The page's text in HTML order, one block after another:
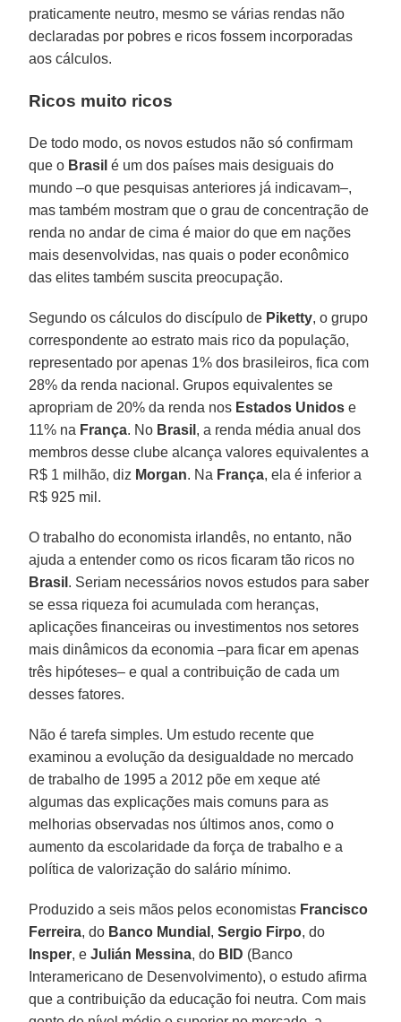
praticamente neutro, mesmo se várias rendas não
declaradas por pobres e ricos fossem incorporadas
aos cálculos.
Ricos muito ricos
De todo modo, os novos estudos não só confirmam
que o Brasil é um dos países mais desiguais do
mundo –o que pesquisas anteriores já indicavam–,
mas também mostram que o grau de concentração de
renda no andar de cima é maior do que em nações
mais desenvolvidas, nas quais o poder econômico
das elites também suscita preocupação.
Segundo os cálculos do discípulo de Piketty, o grupo
correspondente ao estrato mais rico da população,
representado por apenas 1% dos brasileiros, fica com
28% da renda nacional. Grupos equivalentes se
apropriam de 20% da renda nos Estados Unidos e
11% na França. No Brasil , a renda média anual dos
membros desse clube alcança valores equivalentes a
R$ 1 milhão, diz Morgan. Na França, ela é inferior a
R$ 925 mil.
O trabalho do economista irlandês, no entanto, não
ajuda a entender como os ricos ficaram tão ricos no
Brasil . Seriam necessários novos estudos para saber
se essa riqueza foi acumulada com heranças,
aplicações financeiras ou investimentos nos setores
mais dinâmicos da economia –para ficar em apenas
três hipóteses– e qual a contribuição de cada um
desses fatores.
Não é tarefa simples. Um estudo recente que
examinou a evolução da desigualdade no mercado
de trabalho de 1995 a 2012 põe em xeque até
algumas das explicações mais comuns para as
melhorias observadas nos últimos anos, como o
aumento da escolaridade da força de trabalho e a
política de valorização do salário mínimo.
Produzido a seis mãos pelos economistas Francisco
Ferreira, do Banco Mundial ,Sergio Firpo, do
Insper, eJulián Messina, do BID (Banco
Interamericano de Desenvolvimento), o estudo afirma
que a contribuição da educação foi neutra. Com mais